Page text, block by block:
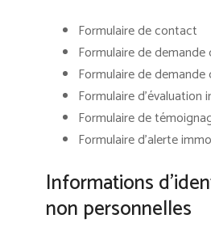
Formulaire de contact
Formulaire de demande
Formulaire de demande
Formulaire d’évaluation
Formulaire de
Formulaire d’alerte
Informations
non personnelles